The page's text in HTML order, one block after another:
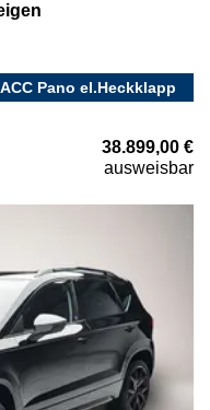
Pano el.Heckklapp
38.899,00 €
ausweisbar